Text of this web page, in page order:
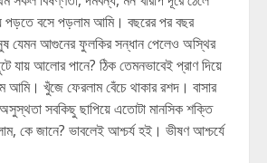
পড়তে বসে পড়লাম আমি। বছরের পর বছর
যেমন আগুনের ফুলকির সন্ধান পেলেও অস্থির
যায় আলোর পানে? ঠিক তেমনভাবেই প্রাণ দিয়ে
আমি। খুঁজে ফেরলাম বেঁচে থাকার রশদ। বাসার
সবকিছু ছাপিয়ে এতোটা মানসিক শক্তি
কে জানে? ভাবলেই আশ্চর্য হই। ভীষণ আশ্চর্যে